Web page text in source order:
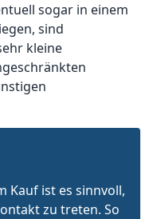
sogar in einem
sind
kleine
Kauf ist es sinnvoll,
zu treten. So